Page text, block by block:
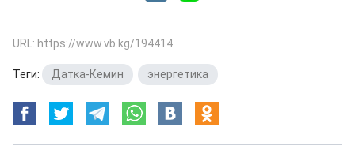
URL: https://www.vb.kg/194414
Теги: Датка-Кемин энергетика